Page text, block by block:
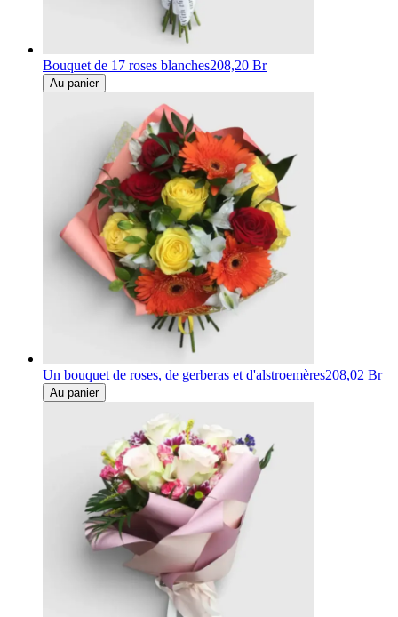
Bouquet de 17 roses blanches208,20 Br
Au panier
Un bouquet de roses, de gerberas et d'alstroemères208,02 Br
Au panier